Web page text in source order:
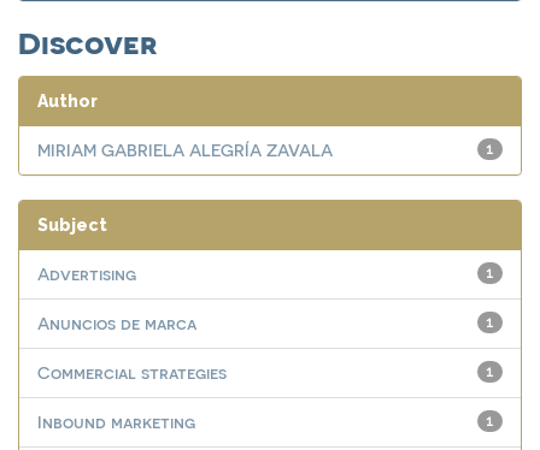
Discover
Author
1
MIRIAM GABRIELA ALEGRÍA ZAVALA
Subject
1
Advertising
1
Anuncios de marca
1
Commercial strategies
1
Inbound marketing